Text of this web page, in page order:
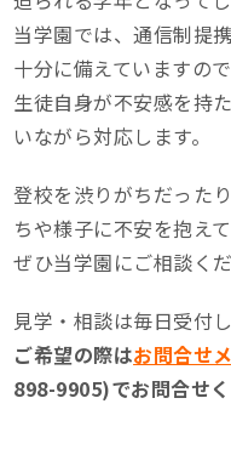
当学園では、通信制提
十分に備えていますので
生徒自身が不安感を持
いながら対応します。
登校を渋りがちだった
ちや様子に不安を抱え
ぜひ当学園にご相談くだ
見学・相談は毎日受付し
ご希望の際はお問合せ
898-9905)でお問合せく